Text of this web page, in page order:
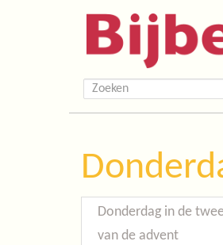
Donderdag in de
van de advent